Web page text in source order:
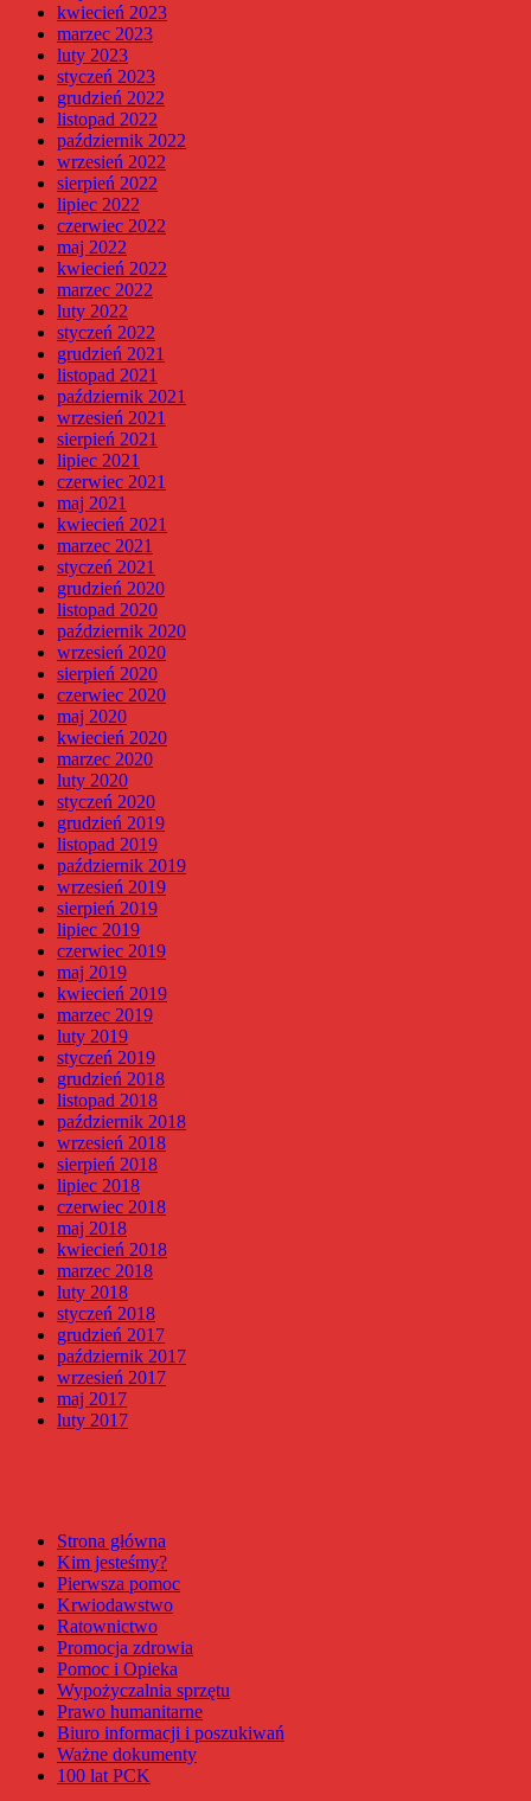
kwiecień 2023
marzec 2023
luty 2023
styczeń 2023
grudzień 2022
listopad 2022
październik 2022
wrzesień 2022
sierpień 2022
lipiec 2022
czerwiec 2022
maj 2022
kwiecień 2022
marzec 2022
luty 2022
styczeń 2022
grudzień 2021
listopad 2021
październik 2021
wrzesień 2021
sierpień 2021
lipiec 2021
czerwiec 2021
maj 2021
kwiecień 2021
marzec 2021
styczeń 2021
grudzień 2020
listopad 2020
październik 2020
wrzesień 2020
sierpień 2020
czerwiec 2020
maj 2020
kwiecień 2020
marzec 2020
luty 2020
styczeń 2020
grudzień 2019
listopad 2019
październik 2019
wrzesień 2019
sierpień 2019
lipiec 2019
czerwiec 2019
maj 2019
kwiecień 2019
marzec 2019
luty 2019
styczeń 2019
grudzień 2018
listopad 2018
październik 2018
wrzesień 2018
sierpień 2018
lipiec 2018
czerwiec 2018
maj 2018
kwiecień 2018
marzec 2018
luty 2018
styczeń 2018
grudzień 2017
październik 2017
wrzesień 2017
maj 2017
luty 2017
Strona główna
Kim jesteśmy?
Pierwsza pomoc
Krwiodawstwo
Ratownictwo
Promocja zdrowia
Pomoc i Opieka
Wypożyczalnia sprzętu
Prawo humanitarne
Biuro informacji i poszukiwań
Ważne dokumenty
100 lat PCK